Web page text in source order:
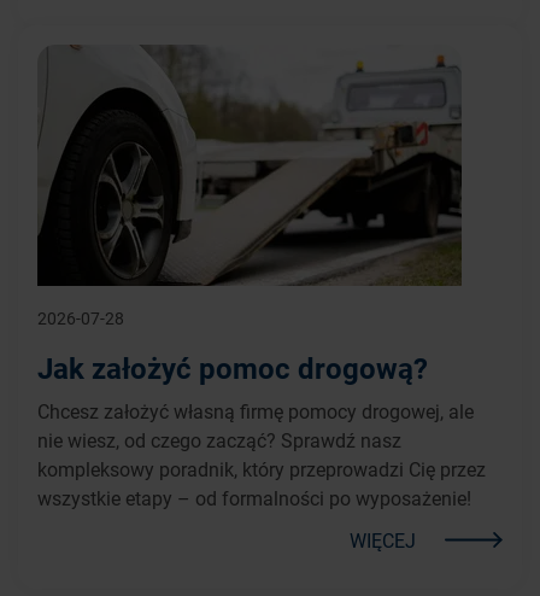
2026-07-28
Jak założyć pomoc drogową?
Chcesz założyć własną firmę pomocy drogowej, ale
nie wiesz, od czego zacząć? Sprawdź nasz
kompleksowy poradnik, który przeprowadzi Cię przez
wszystkie etapy – od formalności po wyposażenie!
WIĘCEJ